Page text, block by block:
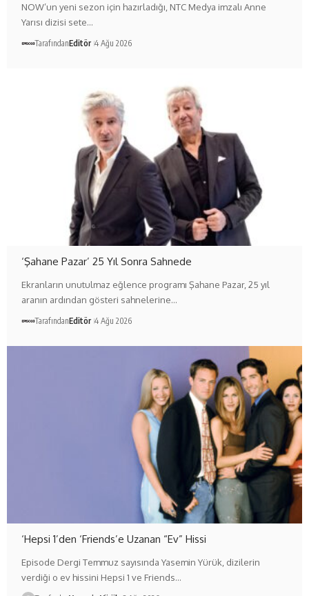
NOW’un yeni sezon için hazırladığı, NTC Medya imzalı Anne
Yarısı dizisi sete…
TarafındanEditör 4 Ağu 2026
‘Şahane Pazar’ 25 Yıl Sonra Sahnede
Ekranların unutulmaz eğlence programı Şahane Pazar, 25 yıl
aranın ardından gösteri sahnelerine…
TarafındanEditör 4 Ağu 2026
‘Hepsi 1’den ‘Friends’e Uzanan “Ev” Hissi
Episode Dergi Temmuz sayısında Yasemin Yürük, dizilerin
verdiği o ev hissini Hepsi 1 ve Friends…